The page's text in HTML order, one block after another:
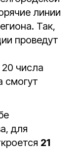
линии
Так,
проведут
числа
смогут
для
21